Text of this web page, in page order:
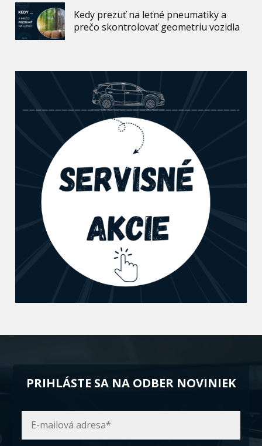
Kedy prezuť na letné pneumatiky a
prečo skontrolovať geometriu vozidla
PRIHLÁSTE SA NA ODBER NOVINIEK